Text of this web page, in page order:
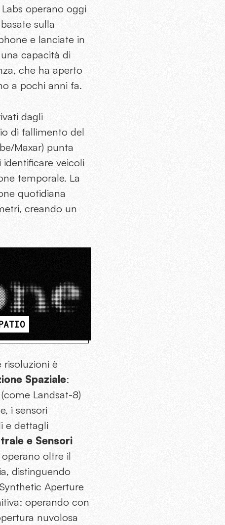
operano oggi
sulla
e lanciate in
capacità di
che ha aperto
a pochi anni fa.
dagli
di fallimento del
Maxar) punta
veicoli
temporale. La
quotidiana
creando un
risoluzioni è
Spaziale:
Landsat-8)
i sensori
e dettagli
e Sensori
oltre il
distinguendo
Aperture
operando con
nuvolosa